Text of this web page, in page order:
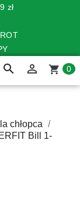
zł
search  shopping_cart 0
chłopca
Bill 1-